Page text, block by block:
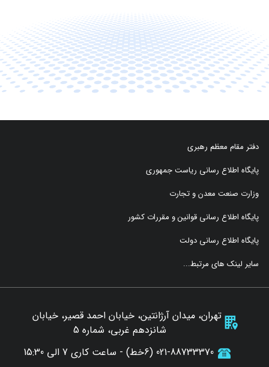
دفتر مقام معظم رهبری
پایگاه اطلاع رسانی ریاست جمهوری
وزارت صنعت معدن و تجارت
پایگاه اطلاع رسانی قوانین و مقررات کشور
پایگاه اطلاع رسانی دولت
سایر لینک های مرتبط...
تهران، میدان آرژانتین، خیابان احمد قصیر، خیابان
شانزدهم غربی، شماره 5
021-88733370 (6خط) - ساعت کاری 7 الی 15:30